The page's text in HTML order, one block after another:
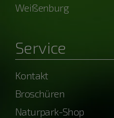
Weißenburg
Service
Kontakt
Broschüren
Naturpark-Shop